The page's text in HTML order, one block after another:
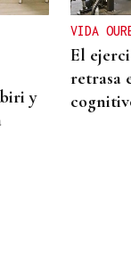
y
VIDA
El
retrasa